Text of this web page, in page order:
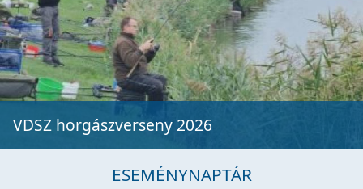
VDSZ horgászverseny 2026
ESEMÉNYNAPTÁR